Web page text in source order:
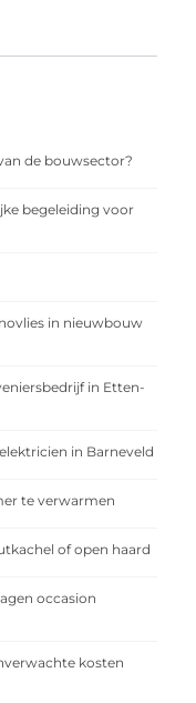
de bouwsector?
begeleiding voor
in nieuwbouw
in Etten-
in Barneveld
te verwarmen
of open haard
occasion
kosten